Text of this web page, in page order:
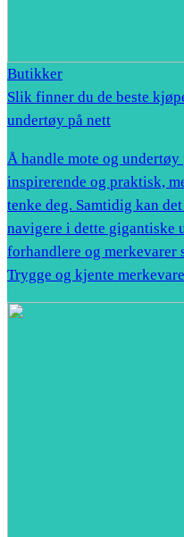
Butikker
Slik finner du de beste
undertøy på nett
Å handle mote og
inspirerende og praktisk,
tenke deg. Samtidig kan
navigere i dette gigantiske
forhandlere og merkevarer
Trygge og kjente